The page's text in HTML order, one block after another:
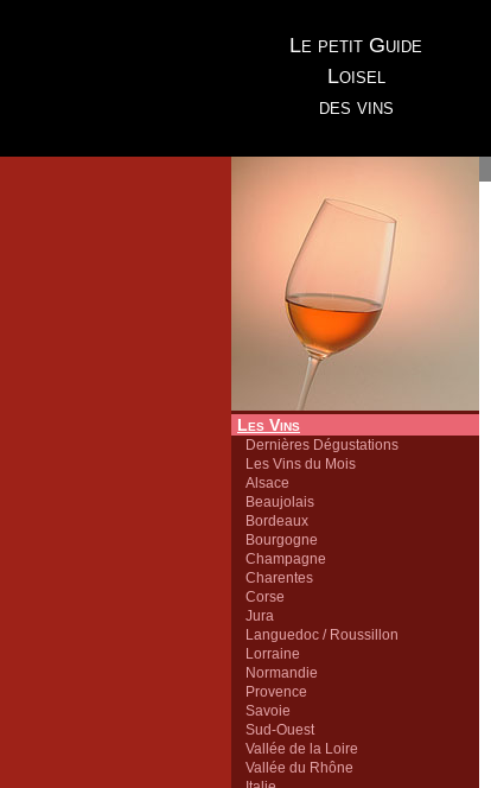
Le petit Guide
Loisel
des vins
Les Vins
Dernières Dégustations
Les Vins du Mois
Alsace
Beaujolais
Bordeaux
Bourgogne
Champagne
Charentes
Corse
Jura
Languedoc / Roussillon
Lorraine
Normandie
Provence
Savoie
Sud-Ouest
Vallée de la Loire
Vallée du Rhône